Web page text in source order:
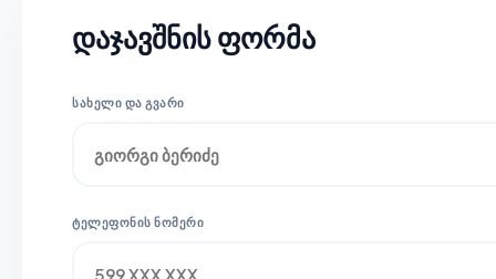
დაჯავშნის ფორმა
ᲡᲐᲮᲔᲚᲘ ᲓᲐ ᲒᲕᲐᲠᲘ
ᲢᲔᲚᲔᲤᲝᲜᲘᲡ ᲜᲝᲛᲔᲠᲘ